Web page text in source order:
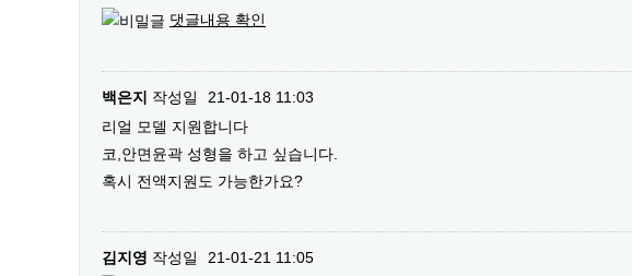
댓글내용 확인
백은지 작성일
21-01-18 11:03
리얼 모델 지원합니다
코,안면윤곽 성형을 하고 싶습니다.
혹시 전액지원도 가능한가요?
김지영 작성일
21-01-21 11:05